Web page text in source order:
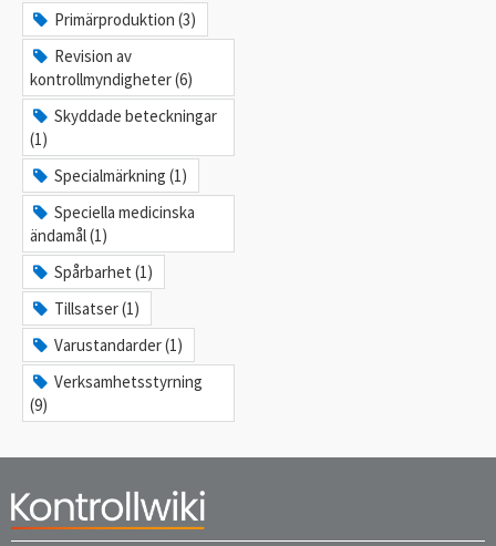
Primärproduktion (3)
Revision av
kontrollmyndigheter (6)
Skyddade beteckningar
(1)
Specialmärkning (1)
Speciella medicinska
ändamål (1)
Spårbarhet (1)
Tillsatser (1)
Varustandarder (1)
Verksamhetsstyrning
(9)